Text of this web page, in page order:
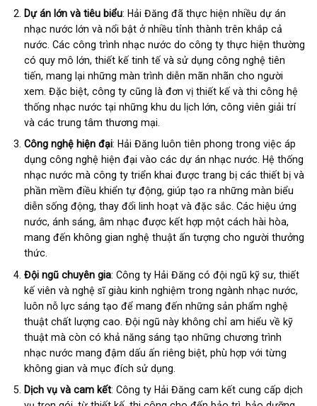
Dự án lớn và tiêu biểu: Hải Đăng đã thực hiện nhiều dự án
nhạc nước lớn và nổi bật ở nhiều tỉnh thành trên khắp cả
nước. Các công trình nhạc nước do công ty thực hiện thường
có quy mô lớn, thiết kế tinh tế và sử dụng công nghệ tiên
tiến, mang lại những màn trình diễn mãn nhãn cho người
xem. Đặc biệt, công ty cũng là đơn vị thiết kế và thi công hệ
thống nhạc nước tại những khu du lịch lớn, công viên giải trí
và các trung tâm thương mại.
Công nghệ hiện đại: Hải Đăng luôn tiên phong trong việc áp
dụng công nghệ hiện đại vào các dự án nhạc nước. Hệ thống
nhạc nước mà công ty triển khai được trang bị các thiết bị và
phần mềm điều khiển tự động, giúp tạo ra những màn biểu
diễn sống động, thay đổi linh hoạt và đặc sắc. Các hiệu ứng
nước, ánh sáng, âm nhạc được kết hợp một cách hài hòa,
mang đến không gian nghệ thuật ấn tượng cho người thưởng
thức.
Đội ngũ chuyên gia: Công ty Hải Đăng có đội ngũ kỹ sư, thiết
kế viên và nghệ sĩ giàu kinh nghiệm trong ngành nhạc nước,
luôn nỗ lực sáng tạo để mang đến những sản phẩm nghệ
thuật chất lượng cao. Đội ngũ này không chỉ am hiểu về kỹ
thuật mà còn có khả năng sáng tạo những chương trình
nhạc nước mang đậm dấu ấn riêng biệt, phù hợp với từng
không gian và mục đích sử dụng.
Dịch vụ và cam kết: Công ty Hải Đăng cam kết cung cấp dịch